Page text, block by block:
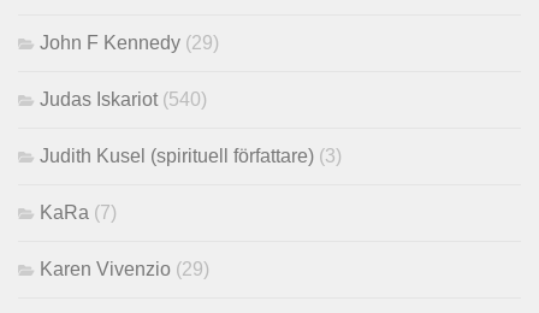
John F Kennedy (29)
Judas Iskariot (540)
Judith Kusel (spirituell författare) (3)
KaRa (7)
Karen Vivenzio (29)